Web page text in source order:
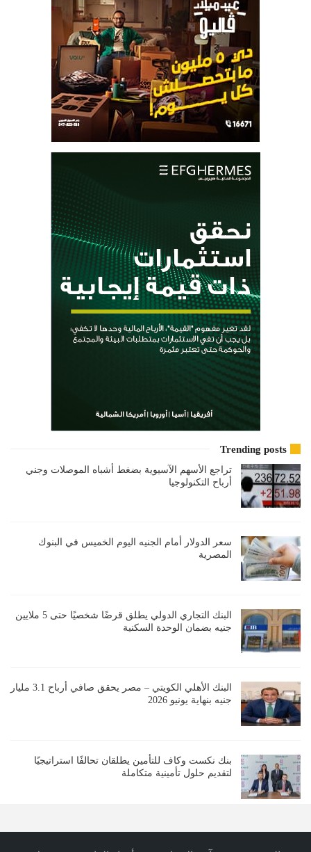
Trending posts
تراجع الأسهم الآسيوية بضغط أشباه الموصلات وجني
أرباح التكنولوجيا
سعر الدولار أمام الجنيه اليوم الخميس في البنوك
المصرية
البنك التجاري الدولي يطلق قرضًا شخصيًا حتى 5 ملايين
جنيه بضمان الوحدة السكنية
البنك الأهلي الكويتي – مصر يحقق صافي أرباح 3.1 مليار
جنيه بنهاية يونيو 2026
بنك نكست وكاف للتأمين يطلقان تحالفًا استراتيجيًا
لتقديم حلول تأمينية متكاملة